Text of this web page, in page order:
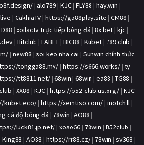
| alo789 | KJC | FLY88 | hay.win |
| CakhiaTV | https://go88play.site | CM88 |
| xoilactv trực tiếp bóng đá | 8x bet | kjc |
| Hitclub | FABET | BIG88 | Kubet | 789 club |
| new88 | soi keo nha cai | Sunwin chính thức
tongga88.my/ | https://s666.works/ | ty
tt8811.net/ | 68win | 68win | ea88 | TG88 |
| XX88 | KJC | https://b52-club.us.org/ | KJC
kubet.eco/ | https://xemtiso.com/ | motchill |
cá độ bóng đá | 78win | AO88 |
luck81.jp.net/ | xoso66 | 78win | B52club |
| King88 | AO88 | https://rr88.cz/ | 78win | sv368 |